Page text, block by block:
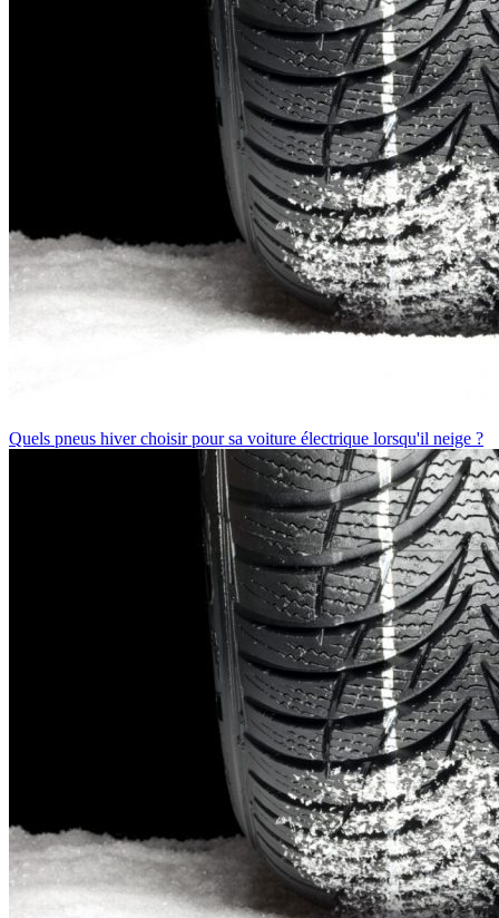
Quels pneus hiver choisir pour sa voiture électrique lorsqu'il neige ?